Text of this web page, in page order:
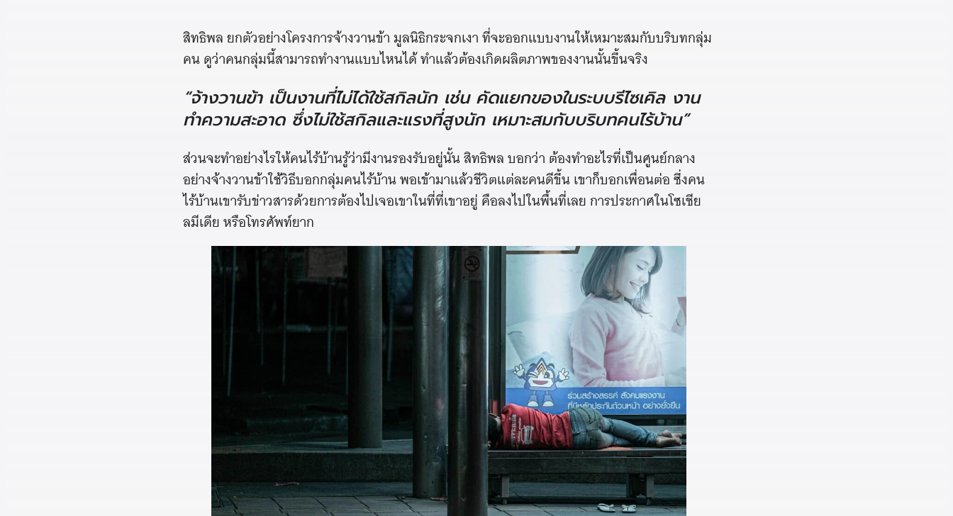
สิทธิพล ยกตัวอย่างโครงการจ้างวานข้า มูลนิธิกระจกเงา ที่จะออกแบบงานให้เหมาะสมกับบริบทกลุ่ม
คน ดูว่าคนกลุ่มนี้สามารถทำงานแบบไหนได้ ทำแล้วต้องเกิดผลิตภาพของงานนั้นขึ้นจริง
“จ้างวานข้า เป็นงานที่ไม่ได้ใช้สกิลนัก เช่น คัดแยกของในระบบรีไซเคิล งาน
ทำความสะอาด ซึ่งไม่ใช้สกิลและแรงที่สูงนัก เหมาะสมกับบริบทคนไร้บ้าน”
ส่วนจะทำอย่างไรให้คนไร้บ้านรู้ว่ามีงานรองรับอยู่นั้น สิทธิพล บอกว่า ต้องทำอะไรที่เป็นศูนย์กลาง
อย่างจ้างวานข้าใช้วิธีบอกกลุ่มคนไร้บ้าน พอเข้ามาแล้วชีวิตแต่ละคนดีขึ้น เขาก็บอกเพื่อนต่อ ซึ่งคน
ไร้บ้านเขารับข่าวสารด้วยการต้องไปเจอเขาในที่ที่เขาอยู่ คือลงไปในพื้นที่เลย การประกาศในโซเชีย
ลมีเดีย หรือโทรศัพท์ยาก